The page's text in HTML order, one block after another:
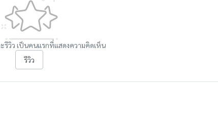
รีวิว เป็นคนแรกที่แสดงความคิดเห็น
รีวิว